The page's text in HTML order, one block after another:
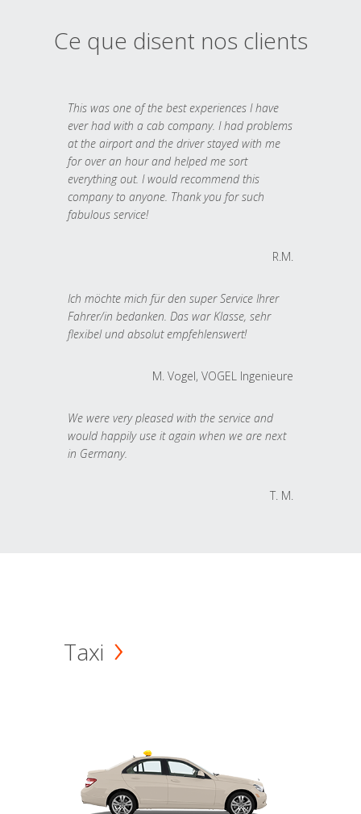
Ce que disent nos clients
This was one of the best experiences I have
ever had with a cab company. I had problems
at the airport and the driver stayed with me
for over an hour and helped me sort
everything out. I would recommend this
company to anyone. Thank you for such
fabulous service!
R.M.
Ich möchte mich für den super Service Ihrer
Fahrer/in bedanken. Das war Klasse, sehr
flexibel und absolut empfehlenswert!
M. Vogel, VOGEL Ingenieure
We were very pleased with the service and
would happily use it again when we are next
in Germany.
T. M.
Taxi